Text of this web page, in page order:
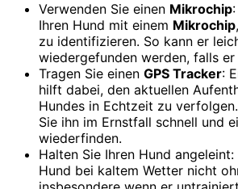
Verwenden Sie einen Mikrochip
Ihren Hund mit einem Mikrochip
zu identifizieren. So kann er
wiedergefunden werden, falls
Tragen Sie einen GPS Tracker:
hilft dabei, den aktuellen
Hundes in Echtzeit zu
Sie ihn im Ernstfall schnell und
wiederfinden.
Halten Sie Ihren Hund angeleint:
Hund bei kaltem Wetter nicht